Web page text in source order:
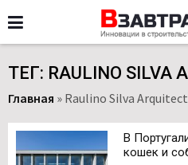
ТЕГ: RAULINO SILVA
Главная » Raulino Silva
В
кошек и